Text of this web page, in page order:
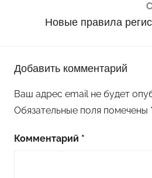
Новые правила
Добавить комментарий
Ваш адрес email не будет
Обязательные поля помечены *
Комментарий *